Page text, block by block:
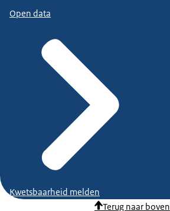
Open data
Kwetsbaarheid melden
Terug naar boven